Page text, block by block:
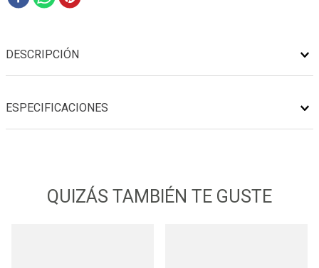
DESCRIPCIÓN
ESPECIFICACIONES
QUIZÁS TAMBIÉN TE GUSTE